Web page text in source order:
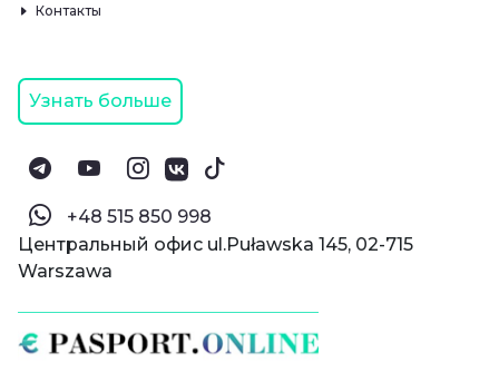
Контакты
Узнать больше
‪+48 515 850 998‬
Центральный офис ul.Puławska 145, 02-715
Warszawa